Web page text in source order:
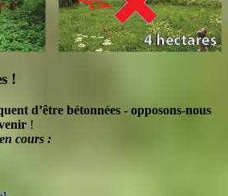
!
d’être bétonnées - opposons-nous
!
cours :